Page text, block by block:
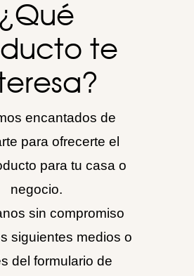
¿Qué
te
encantados de
para ofrecerte el
para tu casa o
negocio.
sin compromiso
siguientes medios o
del formulario de